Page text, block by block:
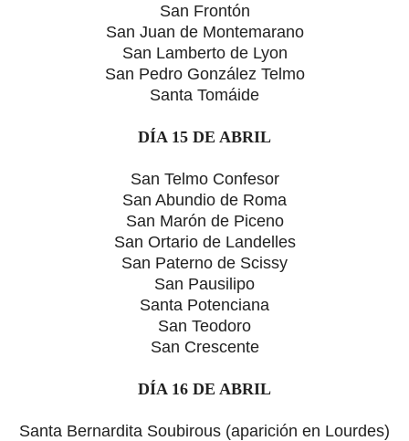
San Frontón
San Juan de Montemarano
San Lamberto de Lyon
San Pedro González Telmo
Santa Tomáide
DÍA 15 DE ABRIL
San Telmo Confesor
San Abundio de Roma
San Marón de Piceno
San Ortario de Landelles
San Paterno de Scissy
San Pausilipo
Santa Potenciana
San Teodoro
San Crescente
DÍA 16 DE ABRIL
Santa Bernardita Soubirous (aparición en Lourdes)